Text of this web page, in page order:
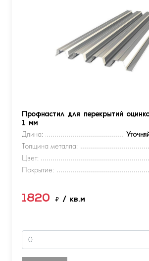
Профнастил для перекрытий
1 мм
Длина:
Толщина металла:
Цвет:
Покрытие:
1820 ₽ / кв.м